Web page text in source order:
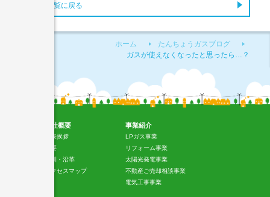
ブログ一覧に戻る
ホーム
たんちょうガスブログ
ガスが使えなくなったと思ったら…？
会社概要
代表挨拶
概要
社訓・沿革
アクセスマップ
事業紹介
LPガス事業
リフォーム事業
太陽光発電事業
不動産ご売却相談事業
電気工事事業